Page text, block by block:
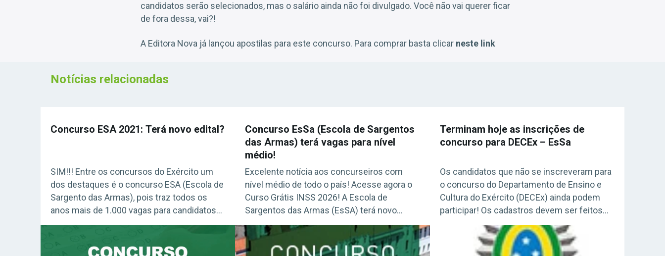
candidatos serão selecionados, mas o salário ainda não foi divulgado. Você não vai querer ficar
de fora dessa, vai?!
A Editora Nova já lançou apostilas para este concurso. Para comprar basta clicar neste link
Notícias relacionadas
Concurso ESA 2021: Terá novo edital?
SIM!!! Entre os concursos do Exército um
dos destaques é o concurso ESA (Escola de
Sargento das Armas), pois traz todos os
anos mais de 1.000 vagas para candidatos
de nível médio. Acesse agora o Curso Grátis
novo edital acaba de ser lançado. As
Concurso EsSa (Escola de Sargentos
das Armas) terá vagas para nível
médio!
Excelente notícia aos concurseiros com
nível médio de todo o país! Acesse agora o
Curso Grátis INSS 2026! A Escola de
Sargentos das Armas (EsSA) terá novo
concurso para candidatos com nível médio
completo e médio/técnico em algumas
áreas. O edital deve ser publicado ainda em
Terminam hoje as inscrições de
concurso para DECEx – EsSa
Os candidatos que não se inscreveram para
o concurso do Departamento de Ensino e
Cultura do Exército (DECEx) ainda podem
participar! Os cadastros devem ser feitos
até o fim da noite de hoje (4) pelo site da
EsSA, com taxas de R$70. Acesse agora o
Curso Grátis INSS 2026! Garanta já a sua